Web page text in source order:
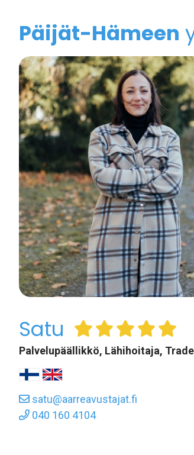
Päijät-Hämeen
Satu
Palvelupäällikkö, Lähihoitaja,
satu@aarreavustajat.fi
040 160 4104